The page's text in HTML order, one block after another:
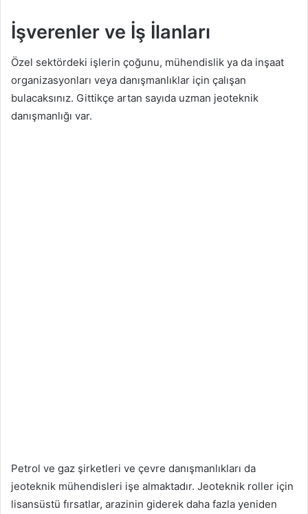
İşverenler ve İş İlanları
Özel sektördeki işlerin çoğunu, mühendislik ya da inşaat
organizasyonları veya danışmanlıklar için çalışan
bulacaksınız. Gittikçe artan sayıda uzman jeoteknik
danışmanlığı var.
Petrol ve gaz şirketleri ve çevre danışmanlıkları da
jeoteknik mühendisleri işe almaktadır. Jeoteknik roller için
lisansüstü fırsatlar, arazinin giderek daha fazla yeniden